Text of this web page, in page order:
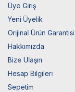
Üye Giriş
Yeni Üyelik
Orijinal Ürün Garantisi
Hakkımızda
Bize Ulaşın
Hesap Bilgileri
Sepetim